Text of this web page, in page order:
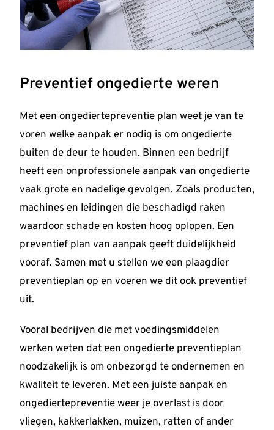
Preventief ongedierte weren
Met een ongediertepreventie plan weet je van te
voren welke aanpak er nodig is om ongedierte
buiten de deur te houden. Binnen een bedrijf
heeft een onprofessionele aanpak van ongedierte
vaak grote en nadelige gevolgen. Zoals producten,
machines en leidingen die beschadigd raken
waardoor schade en kosten hoog oplopen. Een
preventief plan van aanpak geeft duidelijkheid
vooraf. Samen met u stellen we een plaagdier
preventieplan op en voeren we dit ook preventief
uit.
Vooral bedrijven die met voedingsmiddelen
werken weten dat een ongedierte preventieplan
noodzakelijk is om onbezorgd te ondernemen en
kwaliteit te leveren. Met een juiste aanpak en
ongediertepreventie weer je overlast is door
vliegen, kakkerlakken, muizen, ratten of ander